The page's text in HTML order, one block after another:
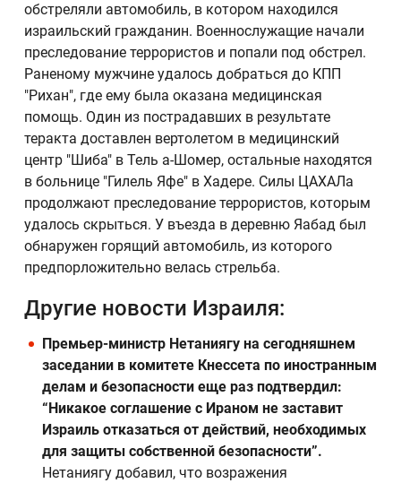
обстреляли автомобиль, в котором находился
израильский гражданин. Военнослужащие начали
преследование террористов и попали под обстрел.
Раненому мужчине удалось добраться до КПП
"Рихан", где ему была оказана медицинская
помощь. Один из пострадавших в результате
теракта доставлен вертолетом в медицинский
центр "Шиба" в Тель а-Шомер, остальные находятся
в больнице "Гилель Яфе" в Хадере. Силы ЦАХАЛа
продолжают преследование террористов, которым
удалось скрыться. У въезда в деревню Яабад был
обнаружен горящий автомобиль, из которого
предпорложительно велась стрельба.
Другие новости Израиля:
Премьер-министр Нетаниягу на сегодняшнем
заседании в комитете Кнессета по иностранным
делам и безопасности еще раз подтвердил:
“Никакое соглашение с Ираном не заставит
Израиль отказаться от действий, необходимых
для защиты собственной безопасности”.
Нетаниягу добавил, что возражения